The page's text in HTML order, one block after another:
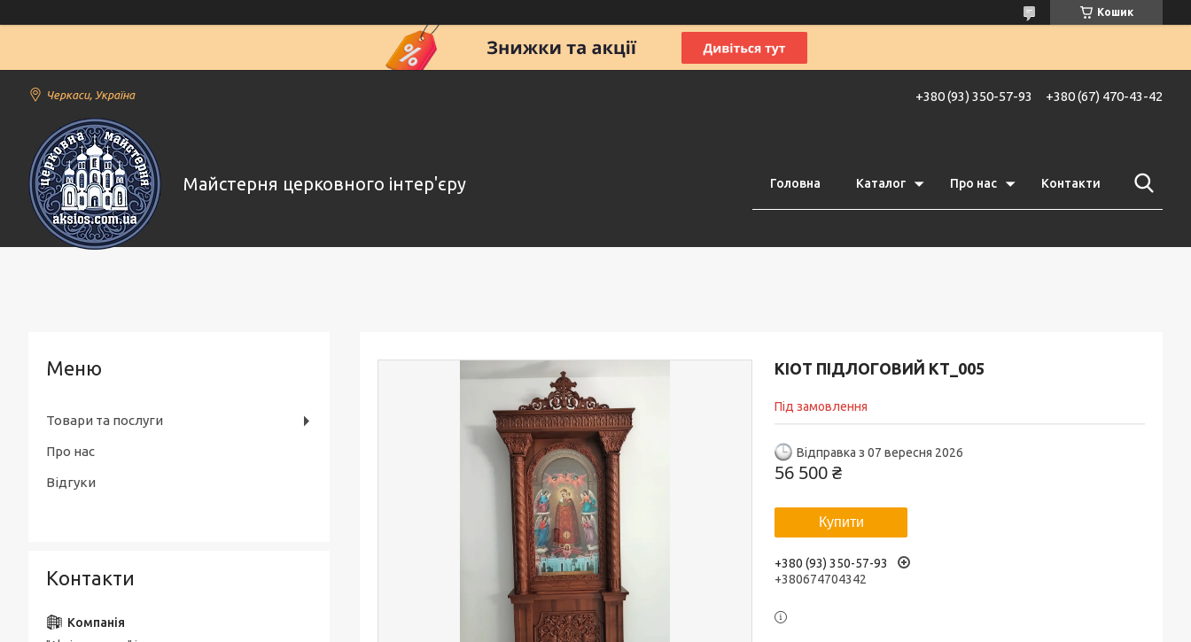
Кошик
Черкаси, Україна +380 (93) 350-57-93 +380 (67) 470-43-42
Майстерня церковного інтер'єру Головна Каталог Про нас Контакти
КІОТ ПІДЛОГОВИЙ KT_005
Під замовлення
Відправка з 07 вересня 2026
56 500 ₴
Купити
+380 (93) 350-57-93
+380674704342
Товари та послуги
Про нас
Відгуки
Контакти